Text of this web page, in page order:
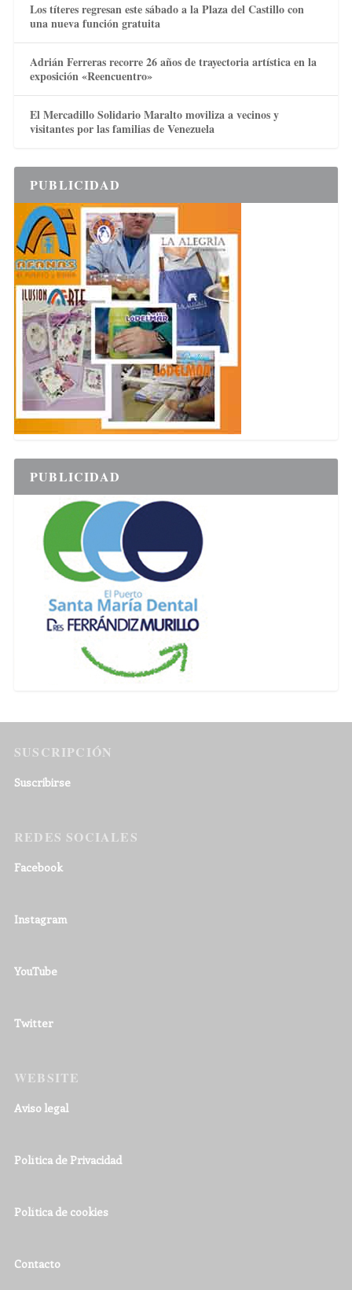
Los títeres regresan este sábado a la Plaza del Castillo con
una nueva función gratuita
Adrián Ferreras recorre 26 años de trayectoria artística en la
exposición «Reencuentro»
El Mercadillo Solidario Maralto moviliza a vecinos y
visitantes por las familias de Venezuela
PUBLICIDAD
PUBLICIDAD
SUSCRIPCIÓN
Suscribirse
REDES SOCIALES
Facebook
Instagram
YouTube
Twitter
WEBSITE
Aviso legal
Política de Privacidad
Política de cookies
Contacto